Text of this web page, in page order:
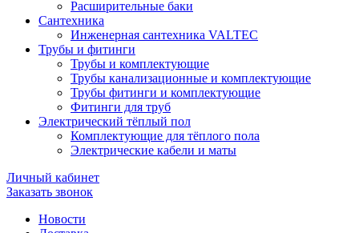
Расширительные баки
Сантехника
Инженерная сантехника VALTEC
Трубы и фитинги
Трубы и комплектующие
Трубы канализационные и комплектующие
Трубы фитинги и комплектующие
Фитинги для труб
Электрический тёплый пол
Комплектующие для тёплого пола
Электрические кабели и маты
Личный кабинет
Заказать звонок
Новости